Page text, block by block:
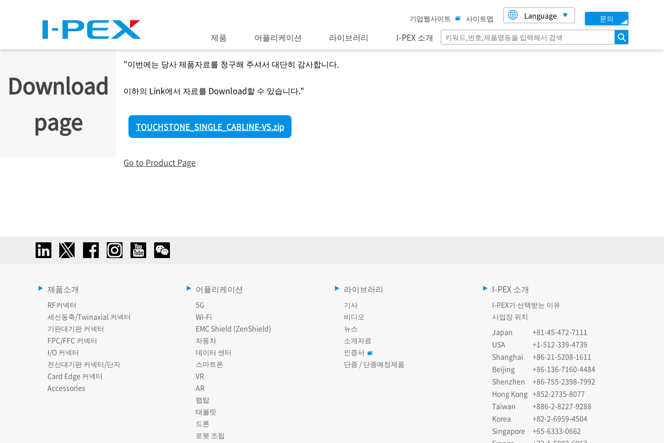
기업웹사이트 사이트맵 Language 문의
제품 어플리케이션 라이브러리 I-PEX 소개 검색
Download
page
"이번에는 당사 제품자료를 청구해 주셔서 대단히 감사합니다.
이하의 Link에서 자료를 Download할 수 있습니다."
TOUCHSTONE_SINGLE_CABLINE-VS.zip
Go to Product Page
제품소개
RF커넥터
세선동축/Twinaxial 커넥터
기판대기판 커넥터
FPC/FFC 커넥터
I/O 커넥터
전선대기판 커넥터/단자
Card Edge 커넥터
Accessories
어플리케이션
5G
Wi-Fi
EMC Shield (ZenShield)
자동차
데이터 센터
스마트폰
VR
AR
랩탑
태블릿
드론
로봇 조립
라이브러리
기사
비디오
뉴스
소개자료
인증서
단종 / 단종예정제품
I-PEX 소개
I-PEX가 선택받는 이유
사업장 위치
Japan
+81-45-472-7111
USA
+1-512-339-4739
Shanghai
+86-21-5208-1611
Beijing
+86-136-7160-4484
Shenzhen
+86-755-2398-7992
Hong Kong +852-2735-8077
Taiwan
+886-2-8227-9288
Korea
+82-2-6959-4504
Singapore
+65-6333-0662